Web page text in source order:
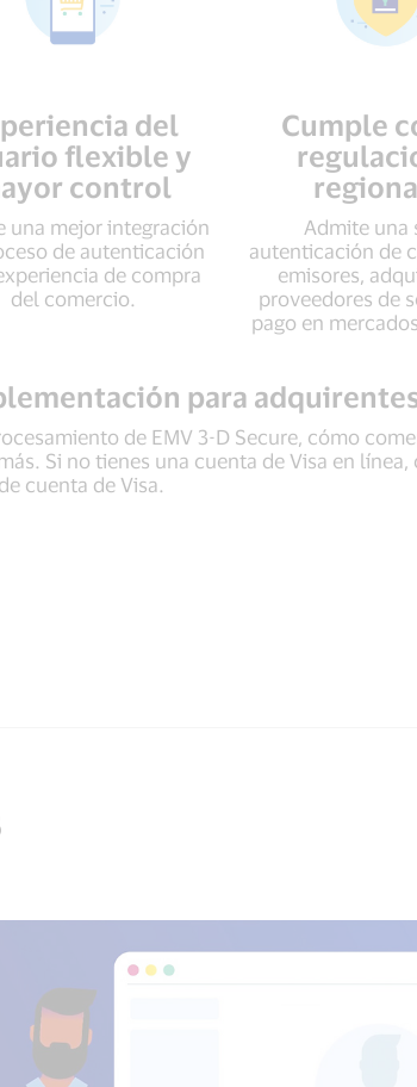
del
flexible y
control
una mejor integración
de autenticación
de compra
del comercio.
Cumple
Admite una
autenticación de
emisores,
proveedores de
pago en
para
de EMV 3-D Secure, cómo
Si no tienes una cuenta de Visa en
cuenta de Visa.